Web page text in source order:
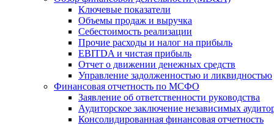
Ключевые показатели
Объемы продаж и выручка
Себестоимость реализации
Прочие расходы и налог на прибыль
EBITDA и чистая прибыль
Отчет о движении денежных средств
Управление задолженностью и ликвидностью
Финансовая отчетность по МСФО
Заявление об ответственности руководства
Аудиторское заключение независимых
Консолидированная финансовая отчетность